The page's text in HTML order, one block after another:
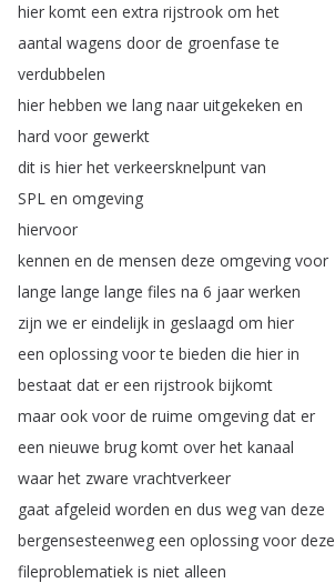
hier komt een extra rijstrook om het
aantal wagens door de groenfase te
verdubbelen
hier hebben we lang naar uitgekeken en
hard voor gewerkt
dit is hier het verkeersknelpunt van
SPL en omgeving
hiervoor
kennen en de mensen deze omgeving voor
lange lange lange files na 6 jaar werken
zijn we er eindelijk in geslaagd om hier
een oplossing voor te bieden die hier in
bestaat dat er een rijstrook bijkomt
maar ook voor de ruime omgeving dat er
een nieuwe brug komt over het kanaal
waar het zware vrachtverkeer
gaat afgeleid worden en dus weg van deze
bergensesteenweg een oplossing voor deze
fileproblematiek is niet alleen